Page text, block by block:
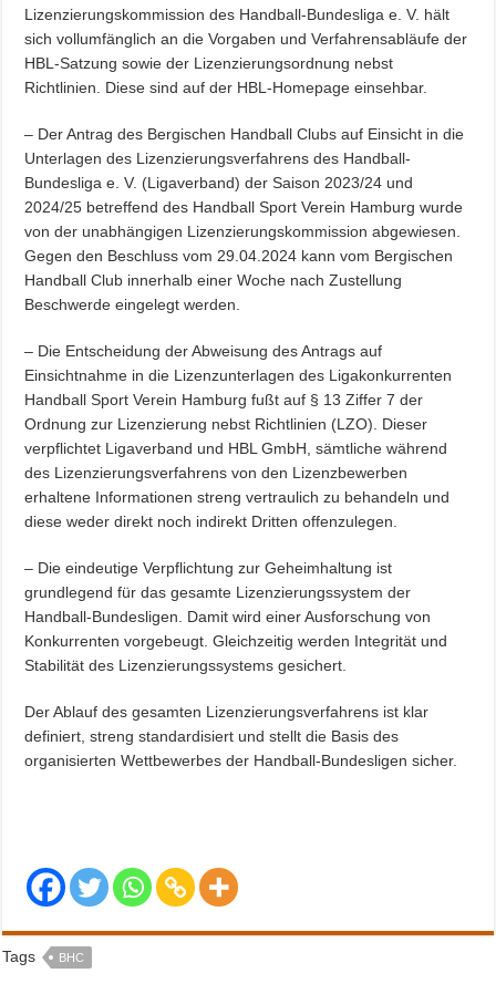
Lizenzierungskommission des Handball-Bundesliga e. V. hält
sich vollumfänglich an die Vorgaben und Verfahrensabläufe der
HBL-Satzung sowie der Lizenzierungsordnung nebst
Richtlinien. Diese sind auf der HBL-Homepage einsehbar.
– Der Antrag des Bergischen Handball Clubs auf Einsicht in die
Unterlagen des Lizenzierungsverfahrens des Handball-
Bundesliga e. V. (Ligaverband) der Saison 2023/24 und
2024/25 betreffend des Handball Sport Verein Hamburg wurde
von der unabhängigen Lizenzierungskommission abgewiesen.
Gegen den Beschluss vom 29.04.2024 kann vom Bergischen
Handball Club innerhalb einer Woche nach Zustellung
Beschwerde eingelegt werden.
– Die Entscheidung der Abweisung des Antrags auf
Einsichtnahme in die Lizenzunterlagen des Ligakonkurrenten
Handball Sport Verein Hamburg fußt auf § 13 Ziffer 7 der
Ordnung zur Lizenzierung nebst Richtlinien (LZO). Dieser
verpflichtet Ligaverband und HBL GmbH, sämtliche während
des Lizenzierungsverfahrens von den Lizenzbewerben
erhaltene Informationen streng vertraulich zu behandeln und
diese weder direkt noch indirekt Dritten offenzulegen.
– Die eindeutige Verpflichtung zur Geheimhaltung ist
grundlegend für das gesamte Lizenzierungssystem der
Handball-Bundesligen. Damit wird einer Ausforschung von
Konkurrenten vorgebeugt. Gleichzeitig werden Integrität und
Stabilität des Lizenzierungssystems gesichert.
Der Ablauf des gesamten Lizenzierungsverfahrens ist klar
definiert, streng standardisiert und stellt die Basis des
organisierten Wettbewerbes der Handball-Bundesligen sicher.
Tags BHC